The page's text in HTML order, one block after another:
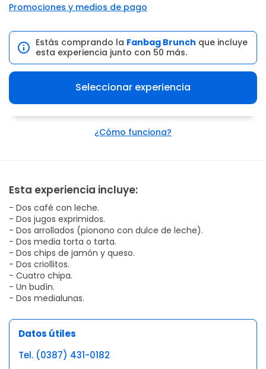
Promociones y medios de pago
Estás comprando la Fanbag Brunch que incluye
esta experiencia junto con 50 más.
Seleccionar experiencia
¿Cómo funciona?
Esta experiencia incluye:
- Dos café con leche.
- Dos jugos exprimidos.
- Dos arrollados (pionono con dulce de leche).
- Dos media torta o tarta.
- Dos chips de jamón y queso.
- Dos criollitos.
- Cuatro chipa.
- Un budín.
- Dos medialunas.
Datos útiles
Tel. (0387) 431-0182